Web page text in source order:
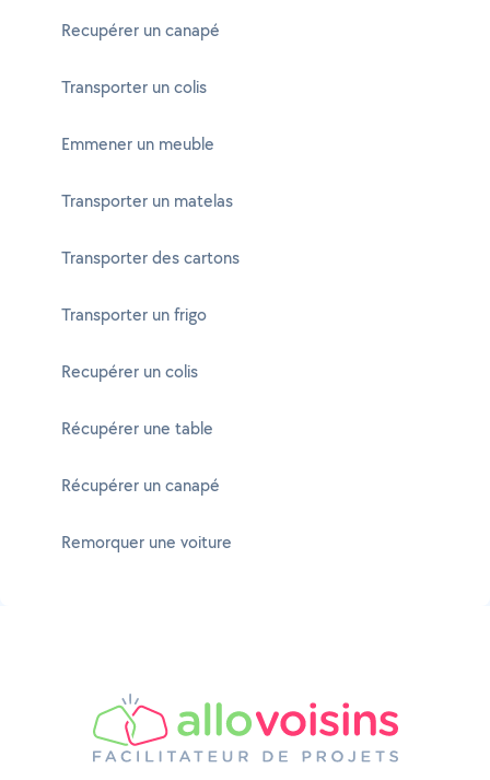
Recupérer un canapé
Transporter un colis
Emmener un meuble
Transporter un matelas
Transporter des cartons
Transporter un frigo
Recupérer un colis
Récupérer une table
Récupérer un canapé
Remorquer une voiture